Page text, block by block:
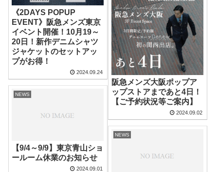
《2DAYS POPUP
EVENT》阪急メンズ東京
イベント開催！10月19～
20日！新作デニムシャツ
ジャケットのセットアッ
プがお得！
2024.09.24
阪急メンズ大阪ポップア
ップストアまであと4日！
【ご予約状況等ご案内】
2024.09.02
NEWS
【9/4～9/9】東京青山ショ
ールーム休業のお知らせ
2024.09.01
NEWS